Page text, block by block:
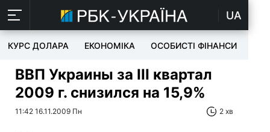
UA
КУРС ДОЛАРА ЕКОНОМІКА ОСОБИСТІ ФІНАНСИ
ВВП Украины за ІIІ квартал
2009 г. снизился на 15,9%
11:42 16.11.2009 Пн 2 хв